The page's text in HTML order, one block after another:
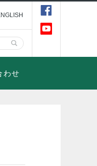
わせ